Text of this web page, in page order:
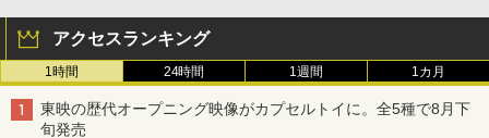
アクセスランキング
1時間 24時間 1週間 1カ月
東映の歴代オープニング映像がカプセルトイに。全5種で8月下
旬発売